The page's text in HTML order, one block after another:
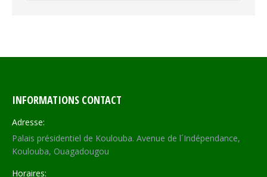
INFORMATIONS CONTACT
Adresse:
Palais présidentiel de Koulouba. Avenue de l´Indépendance,
Koulouba, Ouagadougou
Horaires: